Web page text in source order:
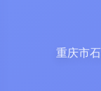
重庆市